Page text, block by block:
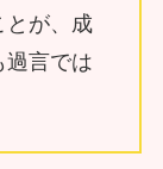
とが、成
過言では